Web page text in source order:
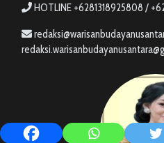
HOTLINE +6281318925808 /